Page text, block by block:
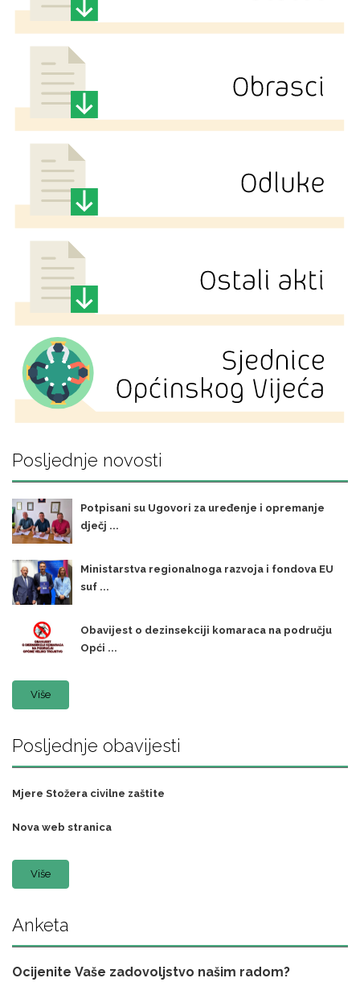
Posljednje novosti
Potpisani su Ugovori za uređenje i opremanje
dječj ...
Ministarstva regionalnoga razvoja i fondova EU
suf ...
Obavijest o dezinsekciji komaraca na području
Opći ...
Više
Posljednje obavijesti
Mjere Stožera civilne zaštite
Nova web stranica
Više
Anketa
Ocijenite Vaše zadovoljstvo našim radom?